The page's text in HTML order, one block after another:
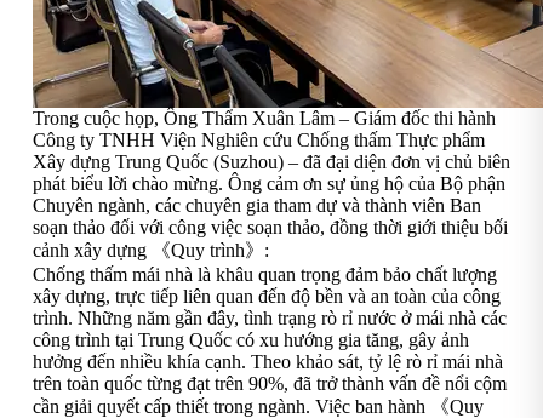
Trong cuộc họp, Ông Thẩm Xuân Lâm – Giám đốc thi hành
Công ty TNHH Viện Nghiên cứu Chống thấm Thực phẩm
Xây dựng Trung Quốc (Suzhou) – đã đại diện đơn vị chủ biên
phát biểu lời chào mừng. Ông cảm ơn sự ủng hộ của Bộ phận
Chuyên ngành, các chuyên gia tham dự và thành viên Ban
soạn thảo đối với công việc soạn thảo, đồng thời giới thiệu bối
cảnh xây dựng 《Quy trình》:
Chống thấm mái nhà là khâu quan trọng đảm bảo chất lượng
xây dựng, trực tiếp liên quan đến độ bền và an toàn của công
trình. Những năm gần đây, tình trạng rò rỉ nước ở mái nhà các
công trình tại Trung Quốc có xu hướng gia tăng, gây ảnh
hưởng đến nhiều khía cạnh. Theo khảo sát, tỷ lệ rò rỉ mái nhà
trên toàn quốc từng đạt trên 90%, đã trở thành vấn đề nổi cộm
cần giải quyết cấp thiết trong ngành. Việc ban hành 《Quy